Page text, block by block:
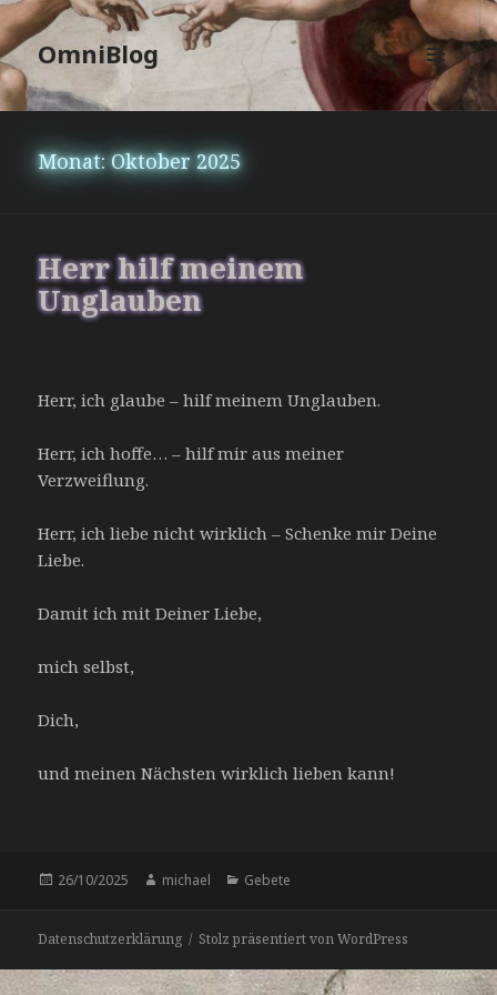
OmniBlog
MENÜ
UND
Monat:Oktober 2025
Herr hilf meinem
Unglauben
Herr, ich glaube – hilf meinem Unglauben.
Herr, ich hoffe… – hilf mir aus meiner
Verzweiflung.
Herr, ich liebe nicht wirklich – Schenke mir Deine
Liebe.
Damit ich mit Deiner Liebe,
mich selbst,
Dich,
und meinen Nächsten wirklich lieben kann!
Veröffentlicht
26/10/2025 Autor
michael Kategorien
Gebete
Datenschutzerklärung Stolz präsentiert von WordPress